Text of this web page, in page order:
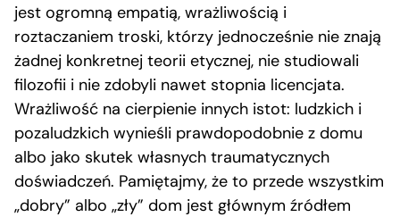
jest ogromną empatią, wrażliwością i
roztaczaniem troski, którzy jednocześnie nie znają
żadnej konkretnej teorii etycznej, nie studiowali
filozofii i nie zdobyli nawet stopnia licencjata.
Wrażliwość na cierpienie innych istot: ludzkich i
pozaludzkich wynieśli prawdopodobnie z domu
albo jako skutek własnych traumatycznych
doświadczeń. Pamiętajmy, że to przede wszystkim
„dobry” albo „zły” dom jest głównym źródłem